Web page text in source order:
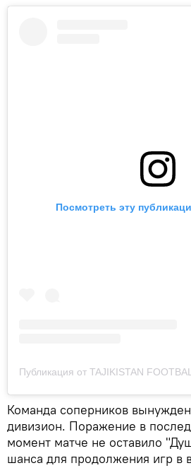
Посмотреть эту
Команда соперников
дивизион. Поражение в
момент матче не оставило
шанса для продолжения игр в